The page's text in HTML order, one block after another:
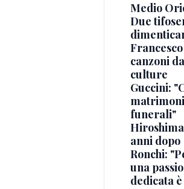
Medio
Due
canzoni
culture
Guccini:
funerali"
anni dopo
Ronchi:
una
dedicata